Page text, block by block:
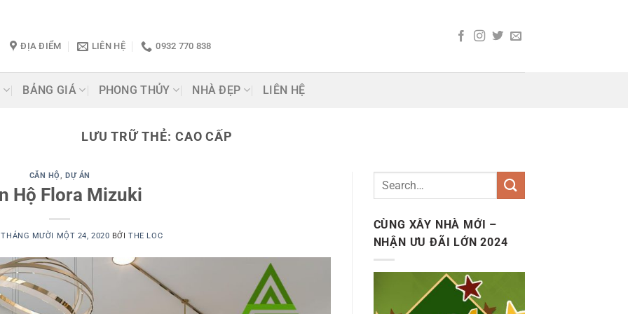
ĐỊA ĐIỂM LIÊN HỆ 0932 770 838
BẢNG GIÁ PHONG THỦY NHÀ ĐẸP LIÊN HỆ
LƯU TRỮ THẺ: CAO CẤP
CĂN HỘ, DỰ ÁN
Hộ Flora Mizuki
THÁNG MƯỜI MỘT 24, 2020 BỞITHE LOC
CÙNG XÂY NHÀ MỚI –
NHẬN ƯU ĐÃI LỚN 2024